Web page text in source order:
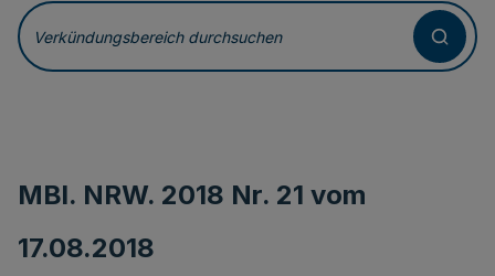
Verkündungsbereich durchsuchen
MBl. NRW. 2018 Nr. 21 vom
17.08.2018